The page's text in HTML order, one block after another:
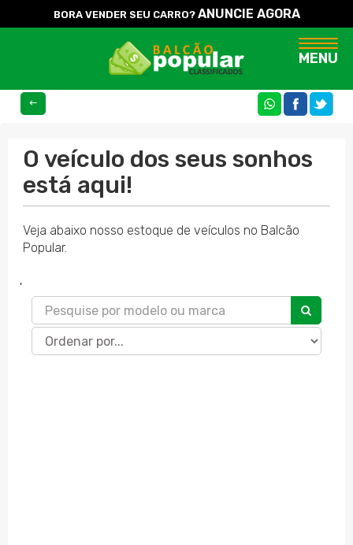
BORA VENDER SEU CARRO? ANUNCIE AGORA
MENU
O veículo dos seus sonhos
está aqui!
Veja abaixo nosso estoque de veículos no Balcão
Popular.
'